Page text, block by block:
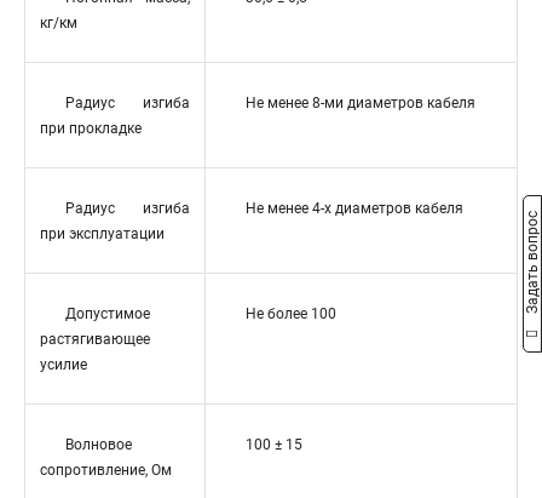
кг/км
Радиус изгиба
при прокладке
Не менее 8-ми диаметров кабеля
Радиус изгиба
при эксплуатации
Не менее 4-х диаметров кабеля
Допустимое
растягивающее
усилие
Не более 100
Волновое
сопротивление, Ом
100 ± 15
Задать вопрос